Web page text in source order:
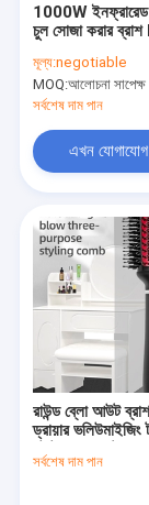
1000W
চুল সোজা করার
মূল্য:negotiable
MOQ:আলোচনা সাপেক্ষ
সর্বশেষ দাম পান
এখন যোগাযোগ
রাউন্ড ব্লো আউট
ড্রায়ার ভলিউমাইজিং
ভলিউমাইজার
সর্বশেষ দাম পান